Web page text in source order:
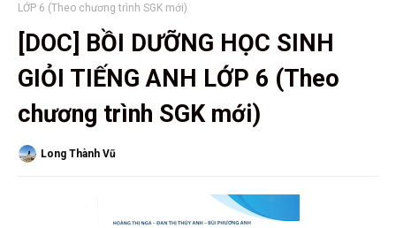
LỚP 6 (Theo chương trình SGK mới)
[DOC] BỒI DƯỠNG HỌC SINH
GIỎI TIẾNG ANH LỚP 6 (Theo
chương trình SGK mới)
Long Thành Vũ